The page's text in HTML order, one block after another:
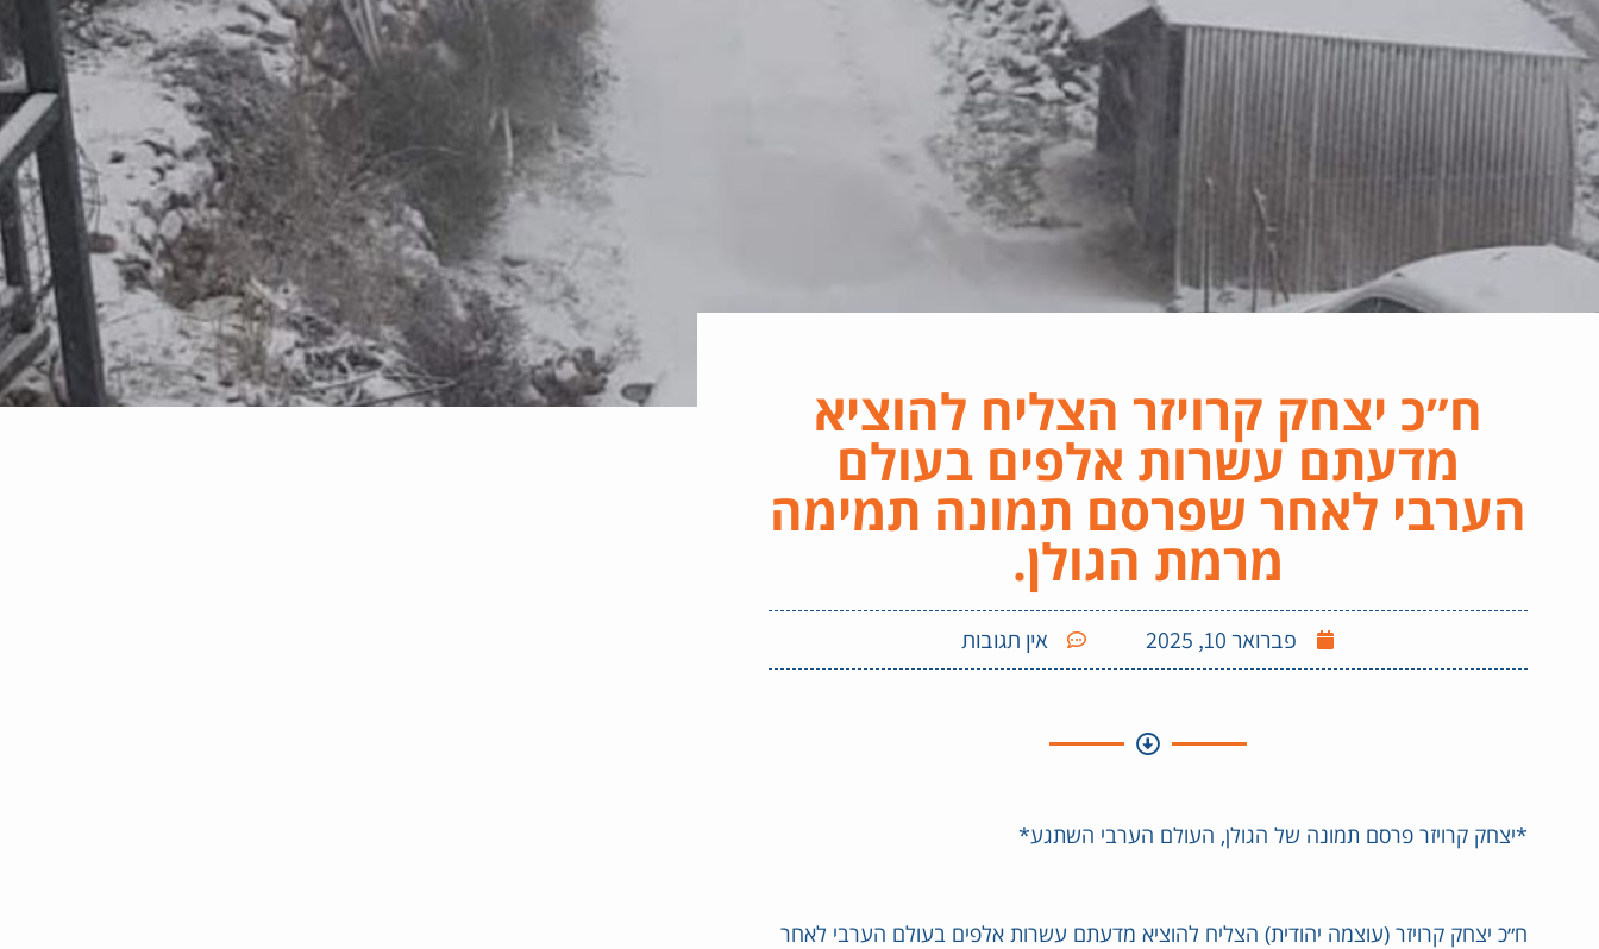
ח״כ יצחק קרויזר הצליח להוציא
מדעתם עשרות אלפים בעולם
הערבי לאחר שפרסם תמונה תמימה
מרמת הגולן.
פברואר 10, 2025 אין תגובות
*יצחק קרויזר פרסם תמונה של הגולן, העולם הערבי השתגע*
ח״כ יצחק קרויזר (עוצמה יהודית) הצליח להוציא מדעתם עשרות אלפים בעולם הערבי לאחר